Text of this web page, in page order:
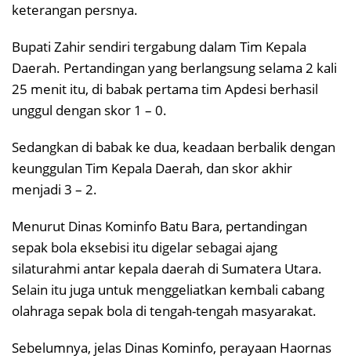
keterangan persnya.
Bupati Zahir sendiri tergabung dalam Tim Kepala
Daerah. Pertandingan yang berlangsung selama 2 kali
25 menit itu, di babak pertama tim Apdesi berhasil
unggul dengan skor 1 – 0.
Sedangkan di babak ke dua, keadaan berbalik dengan
keunggulan Tim Kepala Daerah, dan skor akhir
menjadi 3 – 2.
Menurut Dinas Kominfo Batu Bara, pertandingan
sepak bola eksebisi itu digelar sebagai ajang
silaturahmi antar kepala daerah di Sumatera Utara.
Selain itu juga untuk menggeliatkan kembali cabang
olahraga sepak bola di tengah-tengah masyarakat.
Sebelumnya, jelas Dinas Kominfo, perayaan Haornas